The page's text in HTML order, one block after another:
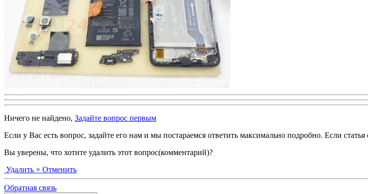
Ничего не найдено, Задайте вопрос первым
Если у Вас есть вопрос, задайте его нам и мы постараемся ответить максимально подробно. Если
Вы уверены, что хотите удалить этот вопрос(комментарий)?
Удалить × Отменить
Обратная связь